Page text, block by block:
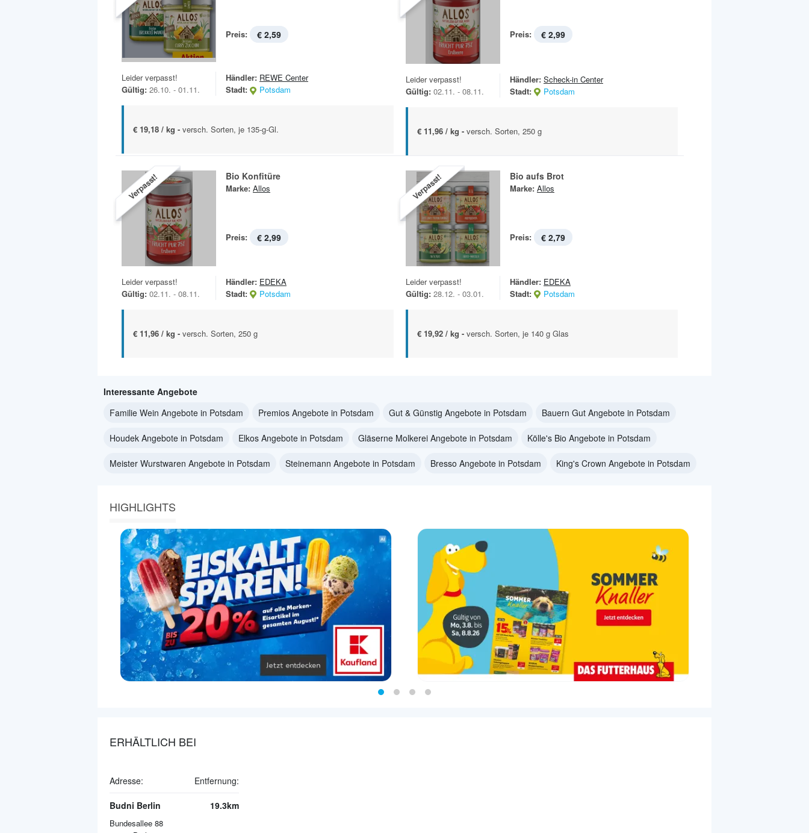
Preis: € 2,59
Leider verpasst!
Gültig: 26.10. - 01.11.
Händler: REWE Center
Stadt:
Potsdam
€ 19,18 / kg - versch. Sorten, je 135-g-Gl.
Preis: € 2,99
Leider verpasst!
Gültig: 02.11. - 08.11.
Händler: Scheck-in Center
Stadt:
Potsdam
€ 11,96 / kg - versch. Sorten, 250 g
Verpasst! Bio Konfitüre
Marke: Allos
Preis: € 2,99
Leider verpasst!
Gültig: 02.11. - 08.11.
Händler: EDEKA
Stadt:
Potsdam
€ 11,96 / kg - versch. Sorten, 250 g
Verpasst! Bio aufs Brot
Marke: Allos
Preis: € 2,79
Leider verpasst!
Gültig: 28.12. - 03.01.
Händler: EDEKA
Stadt:
Potsdam
€ 19,92 / kg - versch. Sorten, je 140 g Glas
Interessante Angebote
Familie Wein Angebote in Potsdam
Premios Angebote in Potsdam Gut & Günstig Angebote in Potsdam Bauern Gut Angebote in Potsdam
Houdek Angebote in Potsdam Elkos Angebote in Potsdam Gläserne Molkerei Angebote in Potsdam Kölle's Bio Angebote in Potsdam
Meister Wurstwaren Angebote in Potsdam Steinemann Angebote in Potsdam Bresso Angebote in Potsdam King's Crown Angebote in Potsdam
HIGHLIGHTS
ERHÄLTLICH BEI
Adresse: Entfernung:
Budni Berlin
Bundesallee 88
19.3km